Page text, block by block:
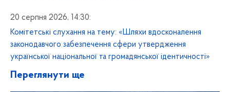
20 серпня 2026, 14:30:
Комітетські слухання на тему: «Шляхи вдосконалення
законодавчого забезпечення сфери утвердження
української національної та громадянської ідентичності»
Переглянути ще